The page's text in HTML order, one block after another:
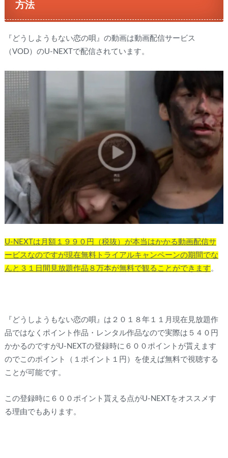
方法
『どうしようもない恋の唄』の動画は動画配信サービス
（VOD）のU-NEXTで配信されています。
U-NEXTは月額１９９０円（税抜）が本当はかかる動画配信サ
ービスなのですが現在無料トライアルキャンペーンの期間でな
んと３１日間見放題作品８万本が無料で観ることができます。
『どうしようもない恋の唄』は２０１８年１１月現在見放題作
品ではなくポイント作品・レンタル作品なので実際は５４０円
かかるのですがU-NEXTの登録時に６００ポイントが貰えます
のでこのポイント（１ポイント１円）を使えば無料で視聴する
ことが可能です。
この登録時に６００ポイント貰える点がU-NEXTをオススメす
る理由でもあります。